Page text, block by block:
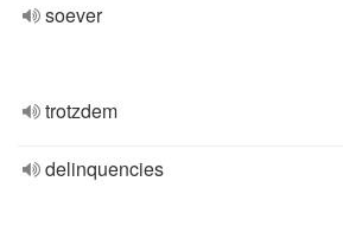
soever
trotzdem
delinquencies